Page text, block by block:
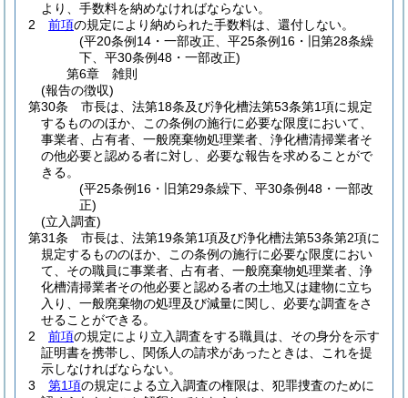
より、手数料を納めなければならない。
2
前項の規定により納められた手数料は、還付しない。
(平20条例14・一部改正、平25条例16・旧第28条繰
下、平30条例48・一部改正)
第6章
雑則
(報告の徴収)
第30条
市長は、法第18条及び浄化槽法第53条第1項に規定
するもののほか、この条例の施行に必要な限度において、
事業者、占有者、一般廃棄物処理業者、浄化槽清掃業者そ
の他必要と認める者に対し、必要な報告を求めることがで
きる。
(平25条例16・旧第29条繰下、平30条例48・一部改
正)
(立入調査)
第31条
市長は、法第19条第1項及び浄化槽法第53条第2項に
規定するもののほか、この条例の施行に必要な限度におい
て、その職員に事業者、占有者、一般廃棄物処理業者、浄
化槽清掃業者その他必要と認める者の土地又は建物に立ち
入り、一般廃棄物の処理及び減量に関し、必要な調査をさ
せることができる。
2
前項の規定により立入調査をする職員は、その身分を示す
証明書を携帯し、関係人の請求があったときは、これを提
示しなければならない。
3
第1項の規定による立入調査の権限は、犯罪捜査のために